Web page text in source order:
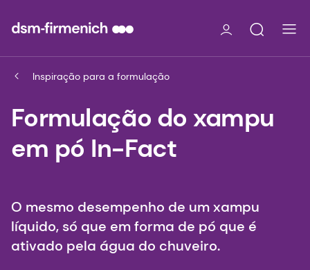
Inspiração para a formulação
Formulação do xampu
em pó In-Fact
O mesmo desempenho de um xampu
líquido, só que em forma de pó que é
ativado pela água do chuveiro.